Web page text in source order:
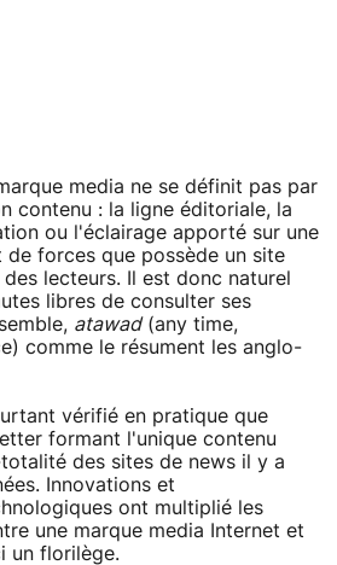
media ne se définit pas par
contenu : la ligne éditoriale, la
ou l'éclairage apporté sur une
forces que possède un site
lecteurs. Il est donc naturel
libres de consulter ses
atawad(any time,
comme le résument les anglo-
vérifié en pratique que
formant l'unique contenu
des sites de news il y a
Innovations et
ont multiplié les
une marque media Internet et
un florilège.